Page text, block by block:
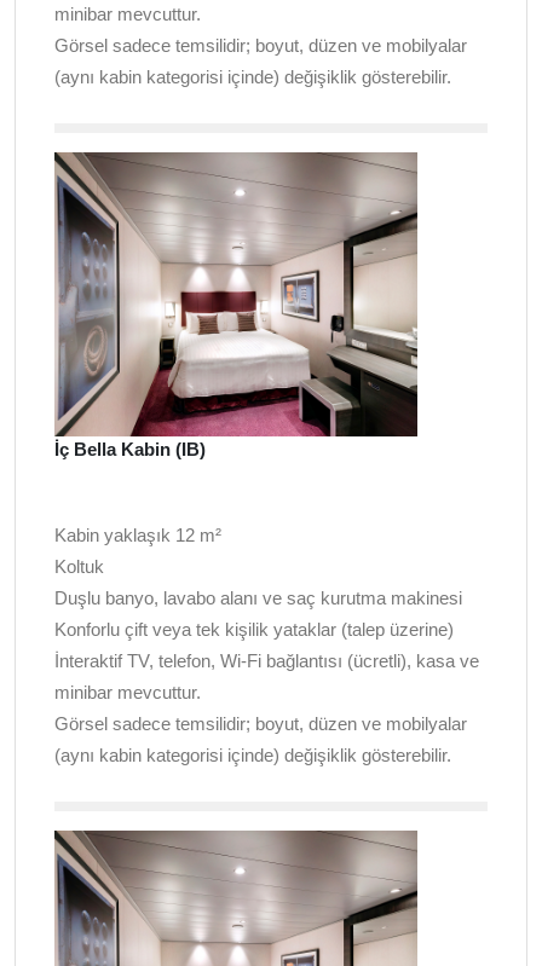
minibar mevcuttur.
Görsel sadece temsilidir; boyut, düzen ve mobilyalar
(aynı kabin kategorisi içinde) değişiklik gösterebilir.
İç Bella Kabin (IB)
Kabin yaklaşık 12 m²
Koltuk
Duşlu banyo, lavabo alanı ve saç kurutma makinesi
Konforlu çift veya tek kişilik yataklar (talep üzerine)
İnteraktif TV, telefon, Wi-Fi bağlantısı (ücretli), kasa ve
minibar mevcuttur.
Görsel sadece temsilidir; boyut, düzen ve mobilyalar
(aynı kabin kategorisi içinde) değişiklik gösterebilir.